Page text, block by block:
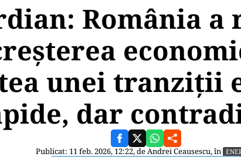
România
unei tranziții
dar
Publicat: 11 feb. 2026, 12:22, deAndrei Ceausescu, în